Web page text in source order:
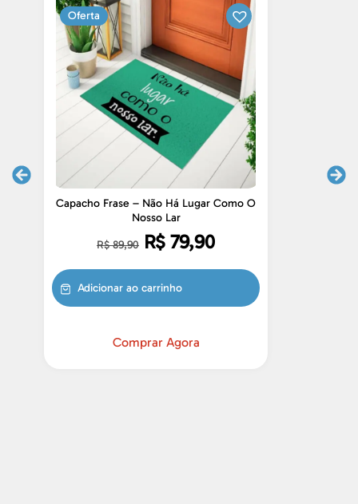
Oferta
Capacho Frase – Não Há Lugar Como O
Nosso Lar
R$89,90 R$ 79,90
Adicionar ao carrinho
Comprar Agora